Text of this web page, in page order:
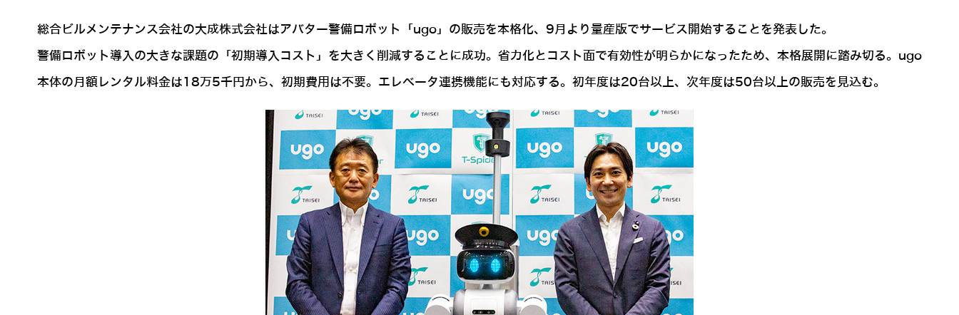
総合ビルメンテナンス会社の大成株式会社はアバター警備ロボット「ugo」の販売を本格化、9月より量産版でサービス開始することを発表した。
警備ロボット導入の大きな課題の「初期導入コスト」を大きく削減することに成功。省力化とコスト面で有効性が明らかになったため、本格展開に踏み切る。ugo
本体の月額レンタル料金は18万5千円から、初期費用は不要。エレベータ連携機能にも対応する。初年度は20台以上、次年度は50台以上の販売を見込む。